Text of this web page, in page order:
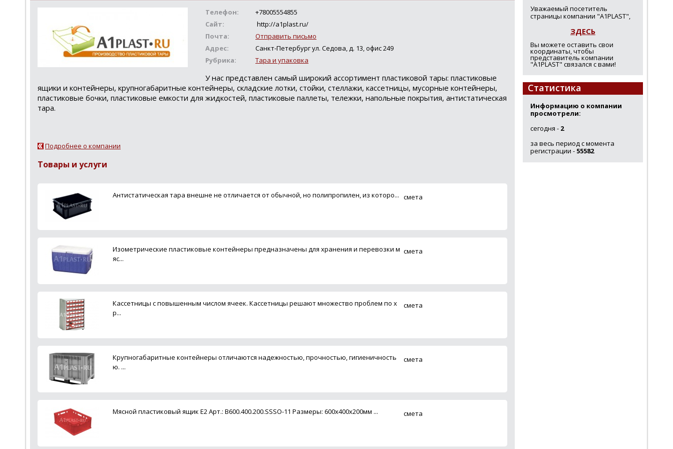
Телефон:
+78005554855
Сайт:
http://a1plast.ru/
Почта:
Отправить письмо
Адрес:
Санкт-Петербург ул. Седова, д. 13, офис 249
Рубрика:
Тара и упаковка
У нас представлен самый широкий ассортимент пластиковой тары: пластиковые
ящики и контейнеры, крупногабаритные контейнеры, складские лотки, стойки, стеллажи, кассетницы, мусорные контейнеры,
пластиковые бочки, пластиковые емкости для жидкостей, пластиковые паллеты, тележки, напольные покрытия, антистатическая
тара.
Подробнее о компании
Товары и услуги
Антистатическая тара внешне не отличается от обычной, но полипропилен, из которо... смета
Изометрические пластиковые контейнеры предназначены для хранения и перевозки м
яс...
смета
Кассетницы с повышенным числом ячеек. Кассетницы решают множество проблем по х
р...
смета
Крупногабаритные контейнеры отличаются надежностью, прочностью, гигиеничность
ю. ...
смета
Мясной пластиковый ящик Е2 Арт.: B600.400.200.SSSO-11 Размеры: 600x400x200мм ... смета
Уважаемый посетитель
страницы компании "A1PLAST",
ЗДЕСЬ
Вы можете оставить свои
координаты, чтобы
представитель компании
"A1PLAST" связался с вами!
Статистика
Информацию о компании
просмотрели:
сегодня - 2
за весь период с момента
регистрации - 55582